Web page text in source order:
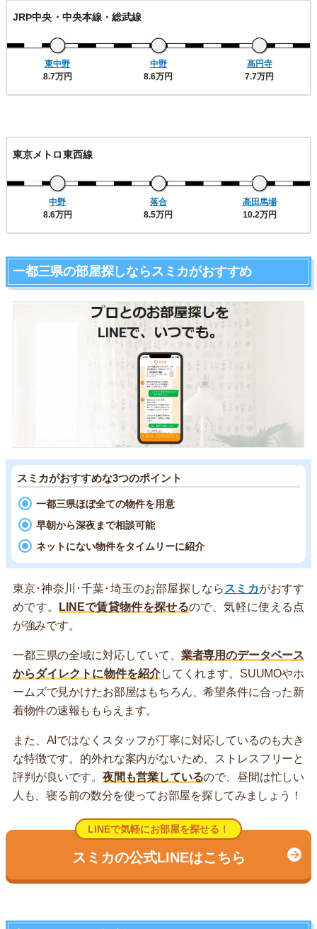
JRÞ中央・中央本線・総武線
東中野
8.7万円
中野
8.6万円
高円寺
7.7万円
東京メトロ東西線
中野
8.6万円
落合
8.5万円
高田馬場
10.2万円
一都三県の部屋探しならスミカがおすすめ
スミカがおすすめな3つのポイント
一都三県ほぼ全ての物件を用意
早朝から深夜まで相談可能
ネットにない物件をタイムリーに紹介
東京･神奈川･千葉･埼玉のお部屋探しなら スミカがおすす
めです。
LINEで賃貸物件を探せるので、気軽に使える点
が強みです。
一都三県の全域に対応していて、 業者専用のデータベース
からダイレクトに物件を紹介してくれます。SUUMOやホ
ームズで見かけたお部屋はもちろん、希望条件に合った新
着物件の速報ももらえます。
また、AIではなくスタッフが丁寧に対応しているのも大き
な特徴です。的外れな案内がないため、ストレスフリーと
評判が良いです。 夜間も営業しているので、昼間は忙しい
人も、寝る前の数分を使ってお部屋を探してみましょう！
LINEで気軽にお部屋を探せる！
スミカの公式LINEはこちら